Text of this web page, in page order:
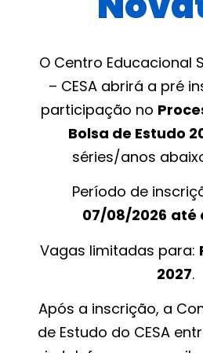
O Centro Educacional
– CESA abrirá a pré
participação no
Bolsa de Estudo
séries/anos
Período de
07/08/2026 até
Vagas limitadas para:
2027.
Após a inscrição, a
de Estudo do CESA